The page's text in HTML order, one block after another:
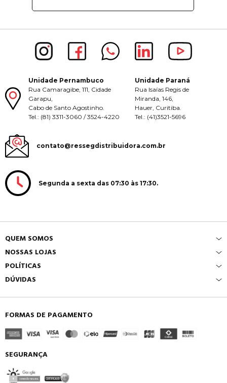
Unidade Pernambuco
Rua Camaragibe, 111, Cidade
Garapu,
Cabo de Santo Agostinho.
Tel.: (81) 3311-3060 / 3524-4220
Unidade Paraná
Rua Isaías Regis de
Miranda, 146,
Hauer, Curitiba.
Tel.: (41)3521-5696
contato@ressegdistribuidora.com.br
Segunda a sexta das 07:30 às 17:30.
QUEM SOMOS
NOSSAS LOJAS
POLÍTICAS
DÚVIDAS
FORMAS DE PAGAMENTO
SEGURANÇA